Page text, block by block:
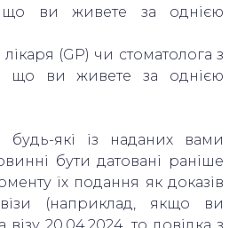
що ви живете за однією
(GP) чи стоматолога з
що ви живете за однією
які із наданих вами
бути датовані раніше
їх подання як доказів
(наприклад, якщо ви
візу 20.04.2024, то довідка з